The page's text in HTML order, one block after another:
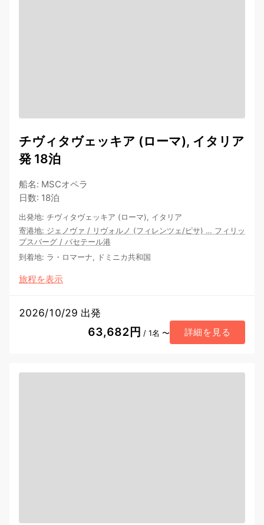
チヴィタヴェッキア (ローマ), イタリア
発 18泊
船名: MSCオペラ
日数: 18泊
出発地: チヴィタヴェッキア (ローマ), イタリア
寄港地: ジェノヴァ / リヴォルノ (フィレンツェ/ピサ) … フィリッ
プスバーグ / バセテール港
到着地: ラ・ロマーナ, ドミニカ共和国
旅程を表示
2026/10/29 出発
63,682円 / 1名 〜 詳細を見る